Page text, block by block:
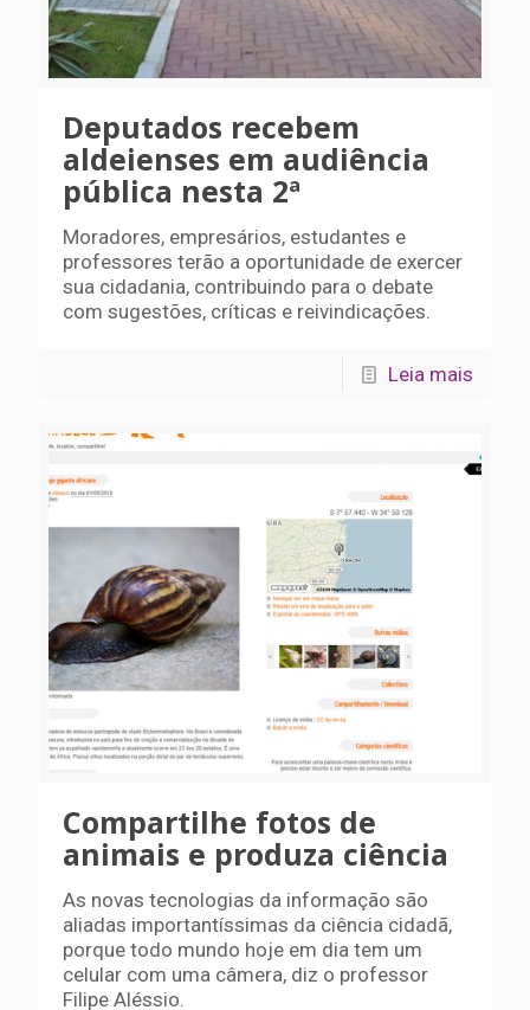
Deputados recebem
aldeienses em audiência
pública nesta 2ª
Moradores, empresários, estudantes e
professores terão a oportunidade de exercer
sua cidadania, contribuindo para o debate
com sugestões, críticas e reivindicações.
Leia mais
Compartilhe fotos de
animais e produza ciência
As novas tecnologias da informação são
aliadas importantíssimas da ciência cidadã,
porque todo mundo hoje em dia tem um
celular com uma câmera, diz o professor
Filipe Aléssio.